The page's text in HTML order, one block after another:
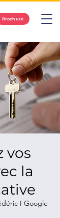
Brochure
vos
la
I Google